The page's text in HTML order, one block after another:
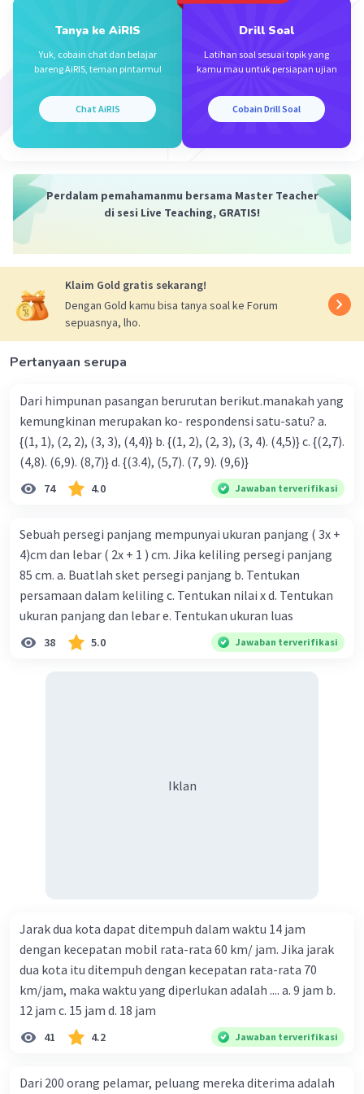
Beri Rating·0.0(0 Balas
Iklan
Tanya ke AiRIS
Yuk, cobain chat dan belajar
bareng AiRIS, teman pintarmu!
Chat AiRIS
Drill Soal
Latihan soal sesuai topik yang
kamu mau untuk persiapan ujian
Cobain Drill Soal
Perdalam pemahamanmu bersama Master Teacher
di sesi Live Teaching, GRATIS!
Klaim Gold gratis sekarang!
Dengan Gold kamu bisa tanya soal ke Forum
sepuasnya, lho.
Pertanyaan serupa
Dari himpunan pasangan berurutan berikut.manakah yang
kemungkinan merupakan ko- respondensi satu-satu? a.
{(1, 1), (2, 2), (3, 3), (4,4)} b. {(1, 2), (2, 3), (3, 4). (4,5)} c. {(2,7).
(4,8). (6,9). (8,7)} d. {(3.4), (5,7). (7, 9). (9,6)}
74 4.0 Jawaban terverifikasi
Sebuah persegi panjang mempunyai ukuran panjang ( 3x +
4)cm dan lebar ( 2x + 1 ) cm. Jika keliling persegi panjang
85 cm. a. Buatlah sket persegi panjang b. Tentukan
persamaan dalam keliling c. Tentukan nilai x d. Tentukan
ukuran panjang dan lebar e. Tentukan ukuran luas
38 5.0 Jawaban terverifikasi
Iklan
Jarak dua kota dapat ditempuh dalam waktu 14 jam
dengan kecepatan mobil rata-rata 60 km/ jam. Jika jarak
dua kota itu ditempuh dengan kecepatan rata-rata 70
km/jam, maka waktu yang diperlukan adalah .... a. 9 jam b.
12 jam c. 15 jam d. 18 jam
41 4.2 Jawaban terverifikasi
Dari 200 orang pelamar, peluang mereka diterima adalah